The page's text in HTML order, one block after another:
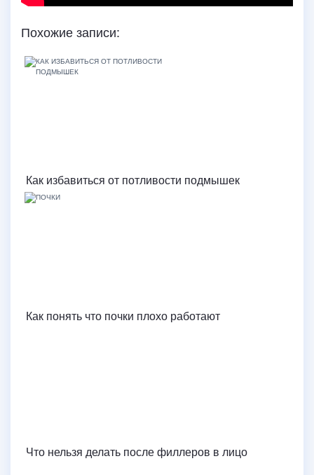
Похожие записи:
Как избавиться от потливости подмышек
Как понять что почки плохо работают
Что нельзя делать после филлеров в лицо